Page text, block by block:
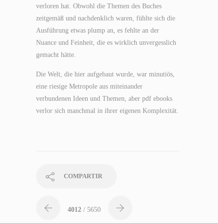
verloren hat. Obwohl die Themen des Buches
zeitgemäß und nachdenklich waren, fühlte sich die
Ausführung etwas plump an, es fehlte an der
Nuance und Feinheit, die es wirklich unvergesslich
gemacht hätte.
Die Welt, die hier aufgebaut wurde, war minutiös,
eine riesige Metropole aus miteinander
verbundenen Ideen und Themen, aber pdf ebooks
verlor sich manchmal in ihrer eigenen Komplexität.
COMPARTIR
4012 / 5650